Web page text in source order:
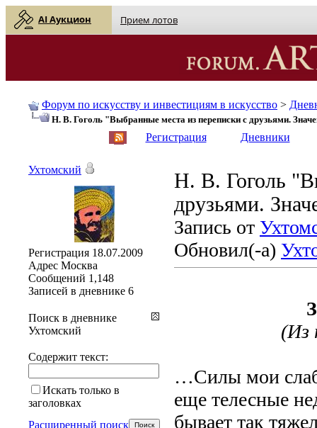
AI Аукцион Прием лотов
Форум по искусству и инвестициям в искусство >
Н. В. Гоголь "Выбранные места из переписки с друзьями.
Регистрация Дневники
Н. В. Гоголь
друзьями.
Запись от
Обновил(-а)
(Из
…Силы мои
еще телесные
бывает так
Ухтомский
Регистрация 18.07.2009
Адрес Москва
Сообщений 1,148
Записей в дневнике 6
Поиск в дневнике
Ухтомский
Содержит текст:
Искать только в
заголовках
Расширенный поиск